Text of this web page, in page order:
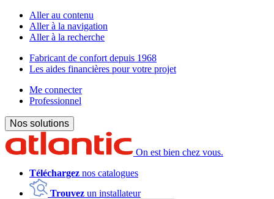
Aller au contenu
Aller à la navigation
Aller à la recherche
Fabricant de confort depuis 1968
Les aides financières pour votre projet
Me connecter
Professionnel
Nos solutions
On est bien chez vous.
Téléchargez nos catalogues
Trouvez un installateur